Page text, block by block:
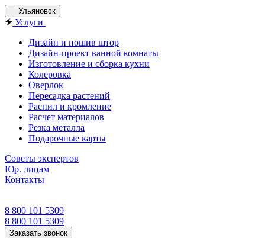
Ульяновск
Услуги
Дизайн и пошив штор
Дизайн-проект ванной комнаты
Изготовление и сборка кухни
Колеровка
Оверлок
Пересадка растений
Распил и кромление
Расчет материалов
Резка металла
Подарочные карты
Советы экспертов
Юр. лицам
Контакты
8 800 101 5309
8 800 101 5309
Заказать звонок